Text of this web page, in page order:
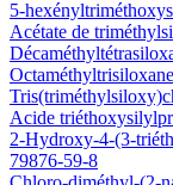
5-
Acétate de
Acide
2-Hydroxy-4-(3-
79876-59-8